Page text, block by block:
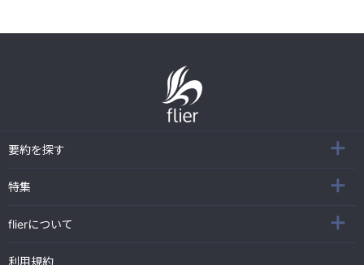
要約を探す
特集
flierについて
利用規約